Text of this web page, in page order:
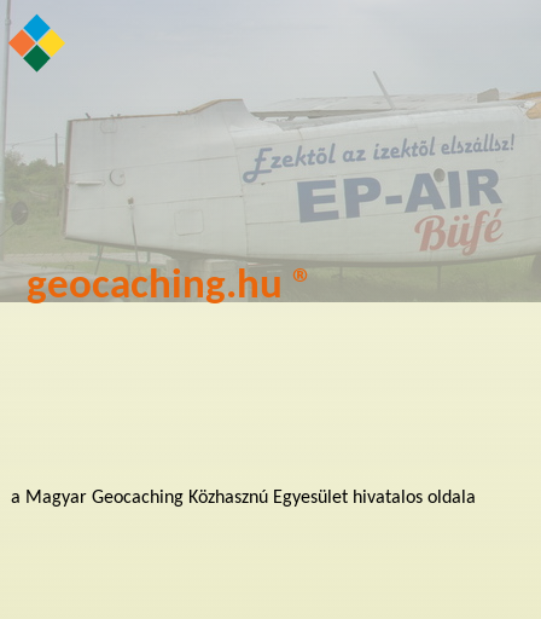
geocaching.hu ®
a Magyar Geocaching Közhasznú Egyesület hivatalos oldala